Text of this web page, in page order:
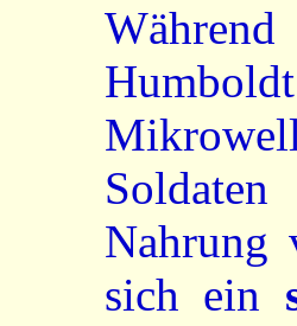
Nahrung
sich ein